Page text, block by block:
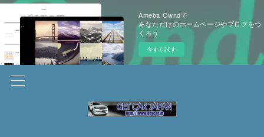
Ameba Owndで
あなただけのホームページやブログをつ
くろう
今すぐ試す